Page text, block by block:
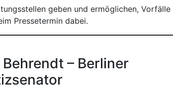
geben und ermöglichen, Vorfälle
Pressetermin dabei.
– Berliner